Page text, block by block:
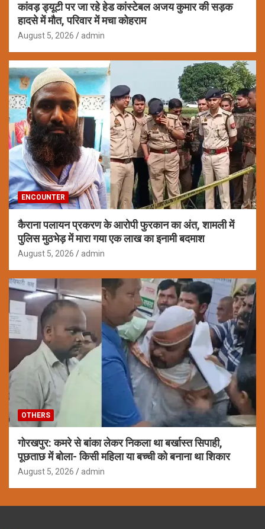
कांवड़ ड्यूटी पर जा रहे हेड कांस्टेबल अजय कुमार की सड़क
हादसे में मौत, परिवार में मचा कोहराम
August 5, 2026 admin
ENCOUNTER
कैराना पलायन प्रकरण के आरोपी फुरकान का अंत, शामली में
पुलिस मुठभेड़ में मारा गया एक लाख का इनामी बदमाश
August 5, 2026 admin
OTHERS
गोरखपुर: कमरे से बांका लेकर निकला था बर्खास्त सिपाही,
पूछताछ में बोला- किसी महिला या बच्ची को बनाना था शिकार
August 5, 2026 admin